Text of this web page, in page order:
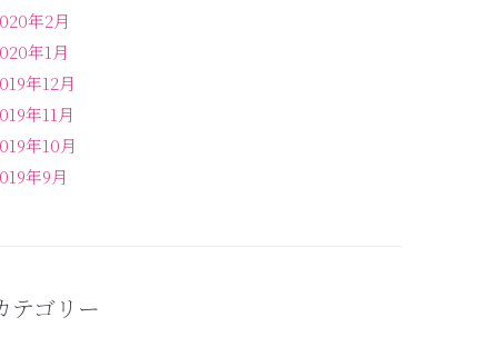
年2月
年1月
年12月
年11月
年10月
年9月
テゴリー